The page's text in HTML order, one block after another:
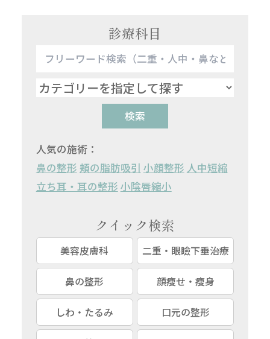
診療科目
検索
人気の施術：
鼻の整形 頬の脂肪吸引 小顔整形 人中短縮
立ち耳・耳の整形 小陰唇縮小
クイック検索
美容皮膚科 二重・眼瞼下垂治療
鼻の整形 顔痩せ・痩身
しわ・たるみ 口元の整形